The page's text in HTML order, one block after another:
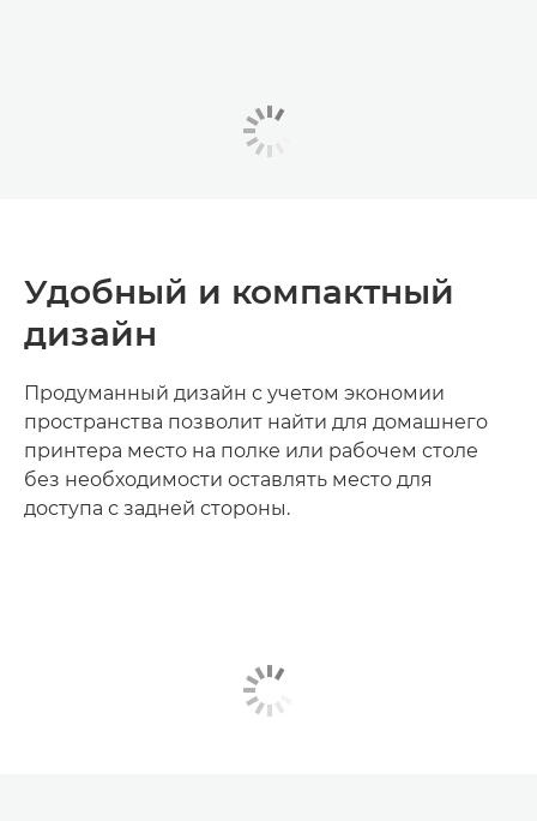
Удобный и компактный
дизайн
Продуманный дизайн с учетом экономии
пространства позволит найти для домашнего
принтера место на полке или рабочем столе
без необходимости оставлять место для
доступа с задней стороны.